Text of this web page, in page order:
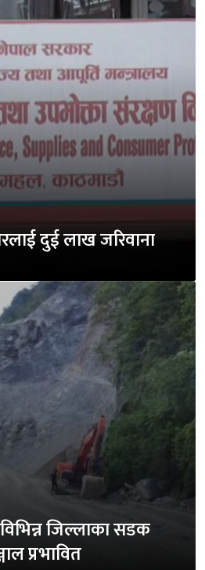
दुई लाख जरिवाना
जिल्लाका सडक
प्रभावित